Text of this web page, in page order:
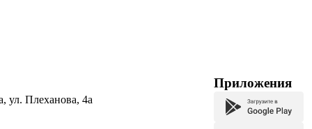
ул. Плеханова, 4а
Приложения